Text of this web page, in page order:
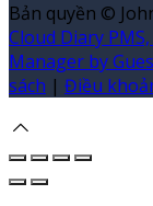
Bản quyền ©
Cloud Diary
Manager by
sách | Điều